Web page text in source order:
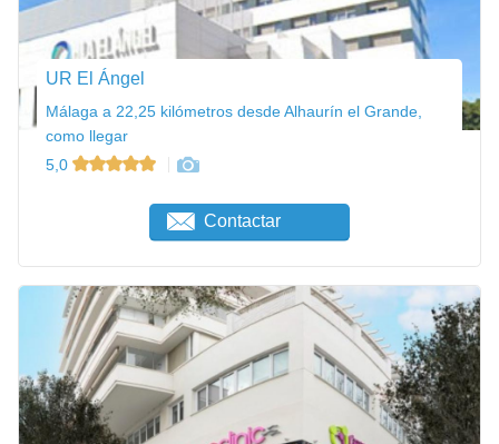
UR El Ángel
Málaga a 22,25 kilómetros desde Alhaurín el Grande,
como llegar
5,0
Contactar